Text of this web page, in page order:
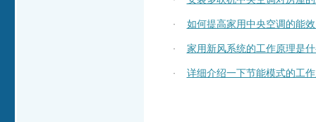
· 如何提高家用中央空调的能
· 家用新风系统的工作原理是
· 详细介绍一下节能模式的工